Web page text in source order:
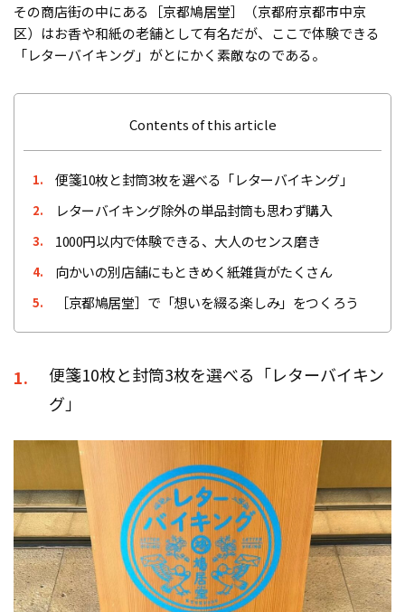
その商店街の中にある［京都鳩居堂］（京都府京都市中京
区）はお香や和紙の老舗として有名だが、ここで体験できる
「レターバイキング」がとにかく素敵なのである。
Contents of this article
1. 便箋10枚と封筒3枚を選べる「レターバイキング」
2. レターバイキング除外の単品封筒も思わず購入
3. 1000円以内で体験できる、大人のセンス磨き
4. 向かいの別店舗にもときめく紙雑貨がたくさん
5. ［京都鳩居堂］で「想いを綴る楽しみ」をつくろう
1.
便箋10枚と封筒3枚を選べる「レターバイキン
グ」